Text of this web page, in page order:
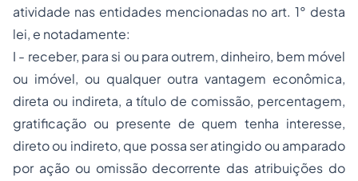
atividade nas entidades mencionadas no art. 1° desta
lei, e notadamente:
I - receber, para si ou para outrem, dinheiro, bem móvel
ou imóvel, ou qualquer outra vantagem econômica,
direta ou indireta, a título de comissão, percentagem,
gratificação ou presente de quem tenha interesse,
direto ou indireto, que possa ser atingido ou amparado
por ação ou omissão decorrente das atribuições do